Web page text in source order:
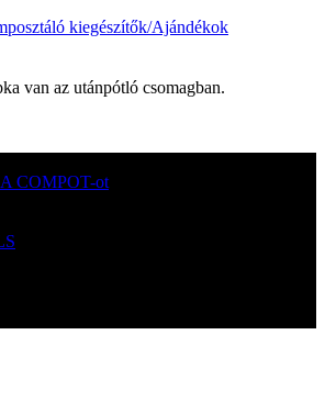
kiegészítők/Ajándékok
van az utánpótló csomagban.
COMPOT-ot